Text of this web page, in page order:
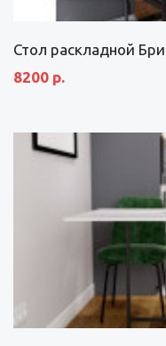
Стол раскладной
8200 р.